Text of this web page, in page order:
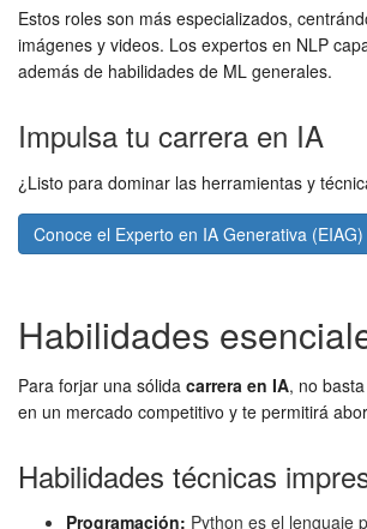
Estos roles son más especializados,
imágenes y videos. Los expertos en NLP
además de habilidades de ML generales.
Impulsa tu carrera en IA
¿Listo para dominar las herramientas y
Conoce el Experto en IA Generativa (EIAG)
Habilidades
Para forjar una sólida carrera en IA, no
en un mercado competitivo y te permitirá
Habilidades técnicas
Programación: Python es el lenguaje